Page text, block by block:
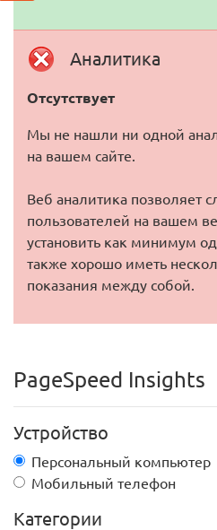
Аналитика
Отсутствует
Мы не нашли ни одной
на вашем сайте.
Веб аналитика позволяет
пользователей на вашем
установить как минимум
также хорошо иметь
показания между собой.
PageSpeed Insights
Устройство
Персональный компьютер
Мобильный телефон
Категории